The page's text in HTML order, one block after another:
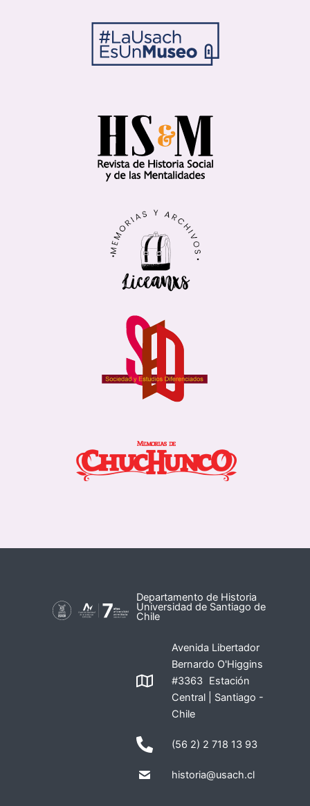
Departamento de Historia
Universidad de Santiago de
Chile
Avenida Libertador
Bernardo O'Higgins
#3363 Estación
Central | Santiago -
Chile
(56 2) 2 718 13 93
historia@usach.cl